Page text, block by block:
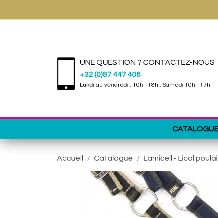
UNE QUESTION ? CONTACTEZ-NOUS
+32 (0)87 447 406
Lundi au vendredi : 10h - 18h . Samedi 10h - 17h
CATALOGUE
Accueil Catalogue Lamicell - Licol